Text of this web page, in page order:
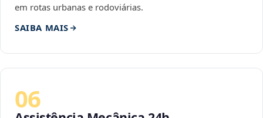
em rotas urbanas e rodoviárias.
SAIBA MAIS
06